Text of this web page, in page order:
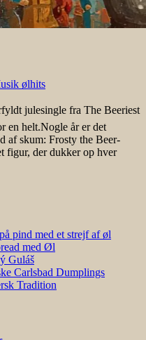
ølhits
julesingle fra The Beeriest
en helt.Nogle år er det
af skum: Frosty the Beer-
figur, der dukker op hver
pind med et strejf af øl
med Øl
Guláš
Carlsbad Dumplings
Tradition